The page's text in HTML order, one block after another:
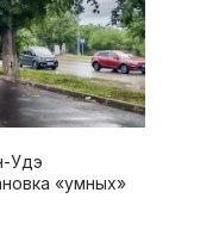
Удэ
«умных»